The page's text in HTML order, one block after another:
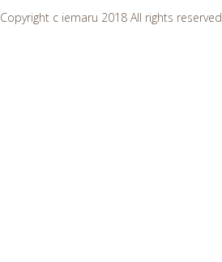
Copyright c iemaru 2018 All rights reserved.